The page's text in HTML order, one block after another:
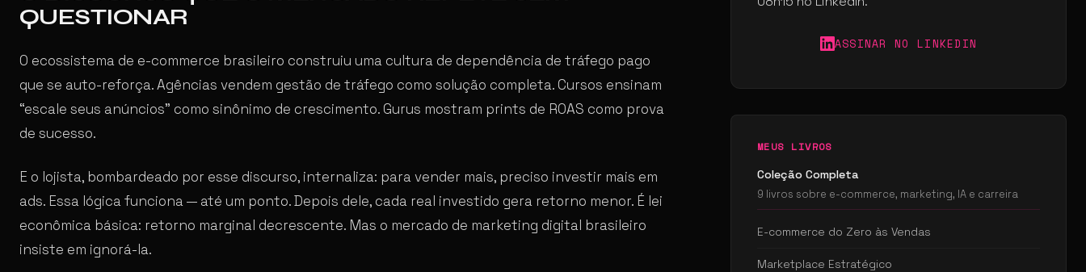
QUESTIONAR
O ecossistema de e-commerce brasileiro construiu uma cultura de dependência de tráfego pago
que se auto-reforça. Agências vendem gestão de tráfego como solução completa. Cursos ensinam
“escale seus anúncios” como sinônimo de crescimento. Gurus mostram prints de ROAS como prova
de sucesso.
E o lojista, bombardeado por esse discurso, internaliza: para vender mais, preciso investir mais em
ads. Essa lógica funciona — até um ponto. Depois dele, cada real investido gera retorno menor. É lei
econômica básica: retorno marginal decrescente. Mas o mercado de marketing digital brasileiro
insiste em ignorá-la.
ASSINAR NO LINKEDIN
MEUS LIVROS
Coleção Completa
9 livros sobre e-commerce, marketing, IA e carreira
E-commerce do Zero às Vendas
Marketplace Estratégico